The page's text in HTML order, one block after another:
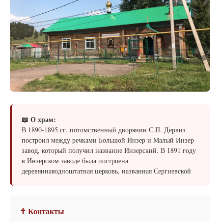
📖 О храм:
В 1890-1895 гг. потомственный дворянин С.П. Дервиз
построил между речками Большой Инзер и Малый Инзер
завод, который получил название Инзерский. В 1891 году
в Инзерском заводе была построена
деревяннаяодноштатная церковь, названная Сергиевской
✝ Контакты